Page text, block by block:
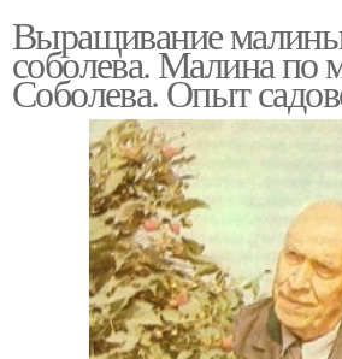
Выращивание
соболева. Малина по
Соболева. Опыт